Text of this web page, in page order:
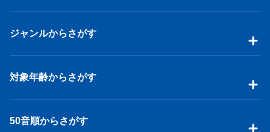
ジャンルからさがす
対象年齢からさがす
50音順からさがす